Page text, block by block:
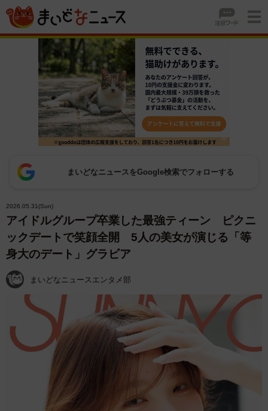
まいどなニュースをGoogle検索でフォローする
2026.05.31(Sun)
アイドルグループ卒業した最強ティーン ピクニ
ックデートで笑顔全開 5人の美女が演じる「等
身大のデート」グラビア
まいどなニュースエンタメ部